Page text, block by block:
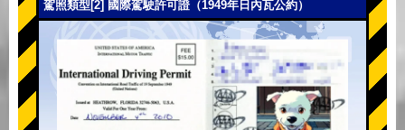
駕照類型[2] 國際駕駛許可證（1949年日內瓦公約）